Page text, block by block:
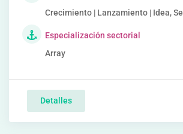
Crecimiento | Lanzamiento | Idea,
Especialización sectorial
Array
Detalles